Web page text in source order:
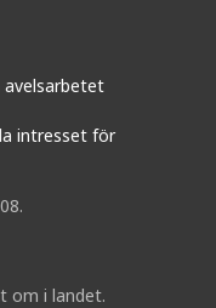
intresset för
om i landet.